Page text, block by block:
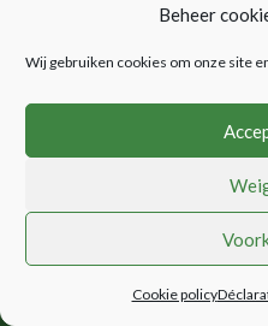
Beheer
Wij gebruiken cookies om onze site
Cookie policy
CM Urban Walk Beringen
Inscriptions
Infos pratiques
Endroits
© Copyright Golazo Sports NV